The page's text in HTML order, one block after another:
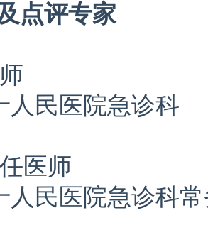
点评专家
人民医院急诊科
医师
人民医院急诊科